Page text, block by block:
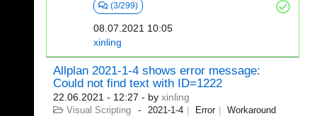
(3/299)
08.07.2021 10:05
xinling
Allplan 2021-1-4 shows error message:
Could not find text with ID=1222
22.06.2021 - 12:27 - by xinling
Visual Scripting 2021-1-4 Error Workaround